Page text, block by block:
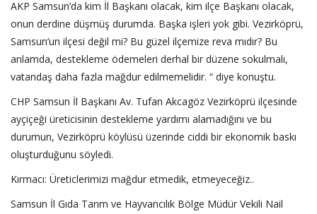
AKP Samsun’da kim İl Başkanı olacak, kim ilçe Başkanı olacak,
onun derdine düşmüş durumda. Başka işleri yok gibi. Vezirköprü,
Samsun’un ilçesi değil mi? Bu güzel ilçemize reva mıdır? Bu
anlamda, destekleme ödemeleri derhal bir düzene sokulmalı,
vatandaş daha fazla mağdur edilmemelidir. “ diye konuştu.
CHP Samsun İl Başkanı Av. Tufan Akcagöz Vezirköprü ilçesinde
ayçiçeği üreticisinin destekleme yardımı alamadığını ve bu
durumun, Vezirköprü köylüsü üzerinde ciddi bir ekonomik baskı
oluşturduğunu söyledi.
Kırmacı: Üreticlerimizi mağdur etmedik, etmeyeceğiz..
Samsun İl Gıda Tarım ve Hayvancılık Bölge Müdür Vekili Nail